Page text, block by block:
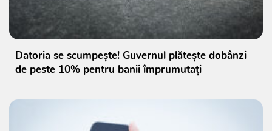
Datoria se scumpește! Guvernul plătește dobânzi
de peste 10% pentru banii împrumutați